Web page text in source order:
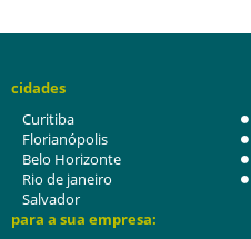
cidades
Curitiba
Florianópolis
Belo Horizonte
Rio de janeiro
Salvador
para a sua empresa: